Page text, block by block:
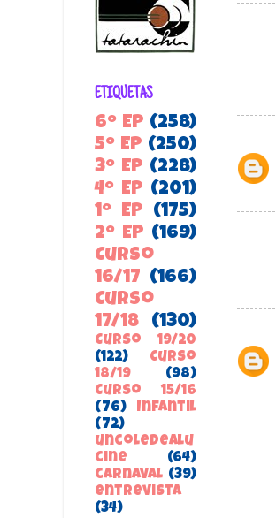
ETIQUETAS
6º EP (258)
5º EP (250)
3º EP (228)
4º EP (201)
1º EP
(175)
2º EP (169)
Curso
16/17 (166)
Curso
17/18
(130)
Curso 19/20
(122)
Curso
18/19
(98)
Curso 15/16
(76)
Infantil
(72)
uncoledealu
cine
(64)
carnaval (39)
entrevista
(34)